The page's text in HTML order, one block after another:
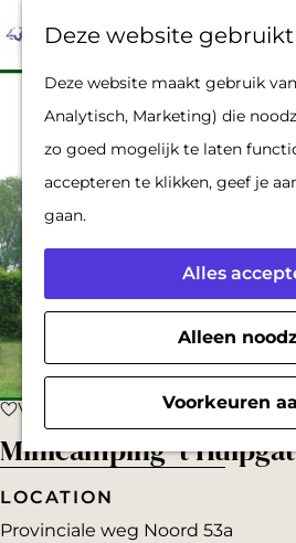
Deze website
Deze website maakt gebruik
Analytisch, Marketing) die
zo goed mogelijk te laten
accepteren te klikken, geef je
gaan.
Alles
Alleen
Voorkeuren
G
a
r
d
e
h
o
m
p
a
g
F
v
o
t
e
n
K
Z
e
Minicamping 't Hulpgat
Voeg toe als favoriet
Voeg toe als favoriet
LOCATION
Provinciale weg Noord 53a